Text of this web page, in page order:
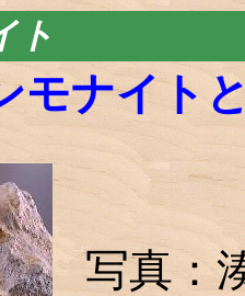
ト
モナイト
写真：